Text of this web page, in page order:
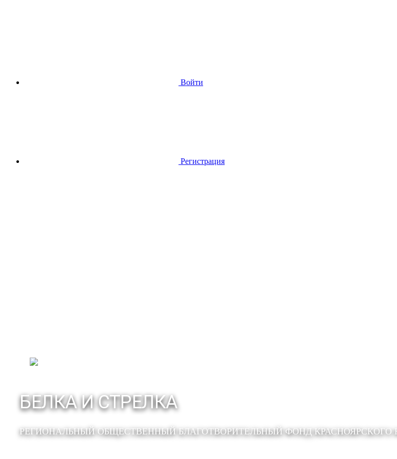
Войти
Регистрация
БЕЛКА И СТРЕЛКА
РЕГИОНАЛЬНЫЙ ОБЩЕСТВЕННЫЙ БЛАГОТВОРИТЕЛЬНЫЙ ФОНД